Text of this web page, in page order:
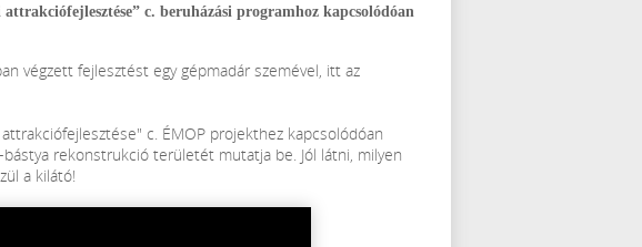
c. beruházási programhoz kapcsolódóan
végzett fejlesztést egy gépmadár szemével, itt az
c. ÉMOP projekthez kapcsolódóan
rekonstrukció területét mutatja be. Jól látni, milyen
a kilátó!